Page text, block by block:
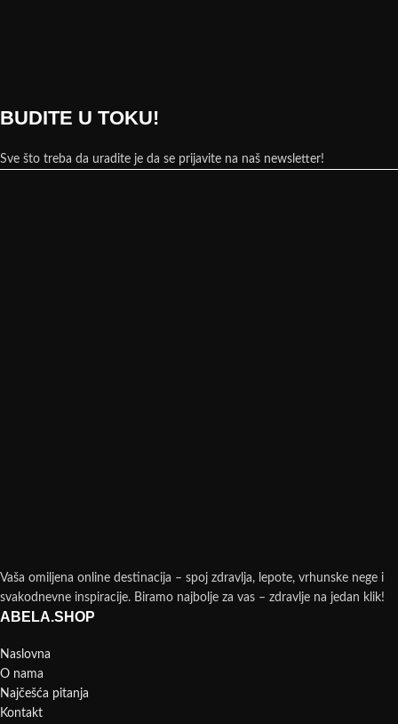
BUDITE U TOKU!
Sve što treba da uradite je da se prijavite na naš newsletter!
Vaša omiljena online destinacija – spoj zdravlja, lepote, vrhunske nege i
svakodnevne inspiracije. Biramo najbolje za vas – zdravlje na jedan klik!
ABELA.SHOP
Naslovna
O nama
Najčešća pitanja
Kontakt